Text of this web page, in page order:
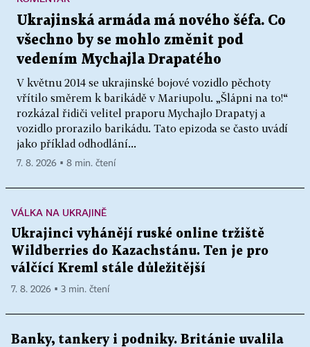
Ukrajinská armáda má nového šéfa. Co
všechno by se mohlo změnit pod
vedením Mychajla Drapatého
V květnu 2014 se ukrajinské bojové vozidlo pěchoty
vřítilo směrem k barikádě v Mariupolu. „Šlápni na to!“
rozkázal řidiči velitel praporu Mychajlo Drapatyj a
vozidlo prorazilo barikádu. Tato epizoda se často uvádí
jako příklad odhodlání...
7. 8. 2026 ▪ 8 min. čtení
VÁLKA NA UKRAJINĚ
Ukrajinci vyhánějí ruské online tržiště
Wildberries do Kazachstánu. Ten je pro
válčící Kreml stále důležitější
7. 8. 2026 ▪ 3 min. čtení
Banky, tankery i podniky. Británie uvalila